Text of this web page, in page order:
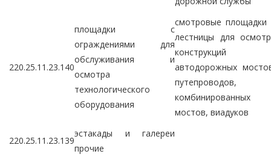
220.25.11.23.140
площадки с
ограждениями для
обслуживания и
осмотра
технологического
оборудования
смотровые площадки
лестницы для
конструкций
автодорожных
путепроводов,
комбинированных
мостов, виадуков
220.25.11.23.139
эстакады и галереи
прочие